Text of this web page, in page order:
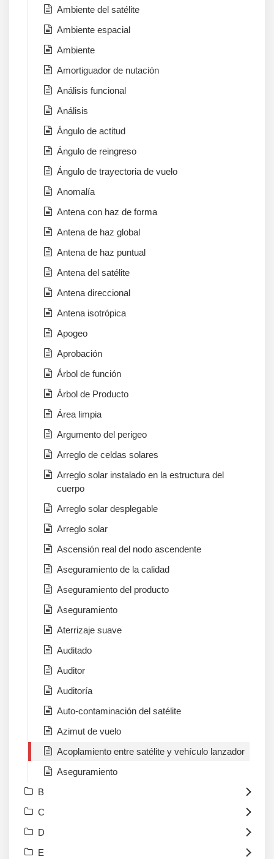
Ambiente del satélite
Ambiente espacial
Ambiente
Amortiguador de nutación
Análisis funcional
Análisis
Ángulo de actitud
Ángulo de reingreso
Ángulo de trayectoria de vuelo
Anomalía
Antena con haz de forma
Antena de haz global
Antena de haz puntual
Antena del satélite
Antena direccional
Antena isotrópica
Apogeo
Aprobación
Árbol de función
Árbol de Producto
Área limpia
Argumento del perigeo
Arreglo de celdas solares
Arreglo solar instalado en la estructura del
cuerpo
Arreglo solar desplegable
Arreglo solar
Ascensión real del nodo ascendente
Aseguramiento de la calidad
Aseguramiento del producto
Aseguramiento
Aterrizaje suave
Auditado
Auditor
Auditoría
Auto-contaminación del satélite
Azimut de vuelo
Acoplamiento entre satélite y vehículo lanzador
Aseguramiento
B
C
D
E